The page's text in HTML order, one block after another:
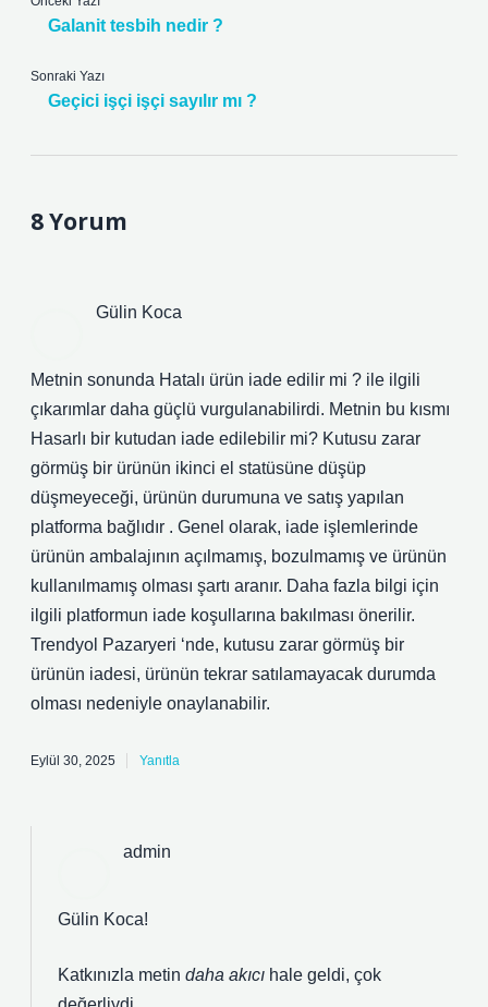
Galanit tesbih nedir ?
Sonraki Yazı
Geçici işçi işçi sayılır mı ?
8 Yorum
Gülin Koca
Metnin sonunda Hatalı ürün iade edilir mi ? ile ilgili
çıkarımlar daha güçlü vurgulanabilirdi. Metnin bu kısmı
Hasarlı bir kutudan iade edilebilir mi? Kutusu zarar
görmüş bir ürünün ikinci el statüsüne düşüp
düşmeyeceği, ürünün durumuna ve satış yapılan
platforma bağlıdır . Genel olarak, iade işlemlerinde
ürünün ambalajının açılmamış, bozulmamış ve ürünün
kullanılmamış olması şartı aranır. Daha fazla bilgi için
ilgili platformun iade koşullarına bakılması önerilir.
Trendyol Pazaryeri ‘nde, kutusu zarar görmüş bir
ürünün iadesi, ürünün tekrar satılamayacak durumda
olması nedeniyle onaylanabilir.
Eylül 30, 2025 Yanıtla
admin
Gülin Koca!
Katkınızla metin daha akıcı hale geldi, çok